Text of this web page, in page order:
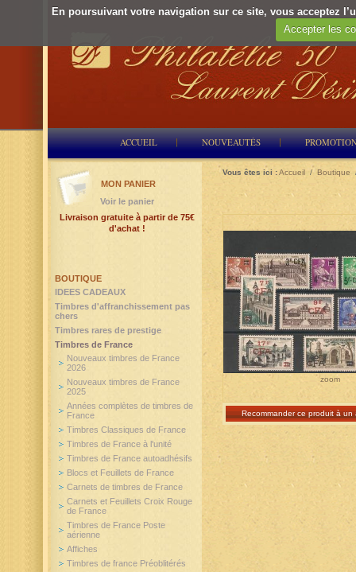
En poursuivant votre navigation sur ce site, vous acceptez
Accepter les
ACCUEIL NOUVEAUTÉS
Vous êtes ici :Accueil / Boutique
zoom
Recommander ce produit à un
BOUTIQUE
IDEES CADEAUX
Timbres d'affranchissement pas
chers
Timbres rares de prestige
Timbres de France
Nouveaux timbres de France
2026
Nouveaux timbres de France
2025
Années complètes de timbres de
France
Timbres Classiques de France
Timbres de France à l'unité
Timbres de France autoadhésifs
Blocs et Feuillets de France
Carnets de timbres de France
Carnets et Feuillets Croix Rouge
de France
Timbres de France Poste
aérienne
Affiches
Timbres de france Préoblitérés
MON PANIER
Voir le panier
Livraison gratuite à partir de 75€
d'achat !